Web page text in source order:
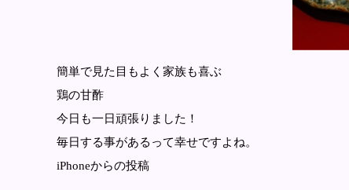
簡単で見た目もよく家族も喜ぶ
鶏の甘酢
今日も一日頑張りました！
毎日する事があるって幸せですよね。
iPhoneからの投稿